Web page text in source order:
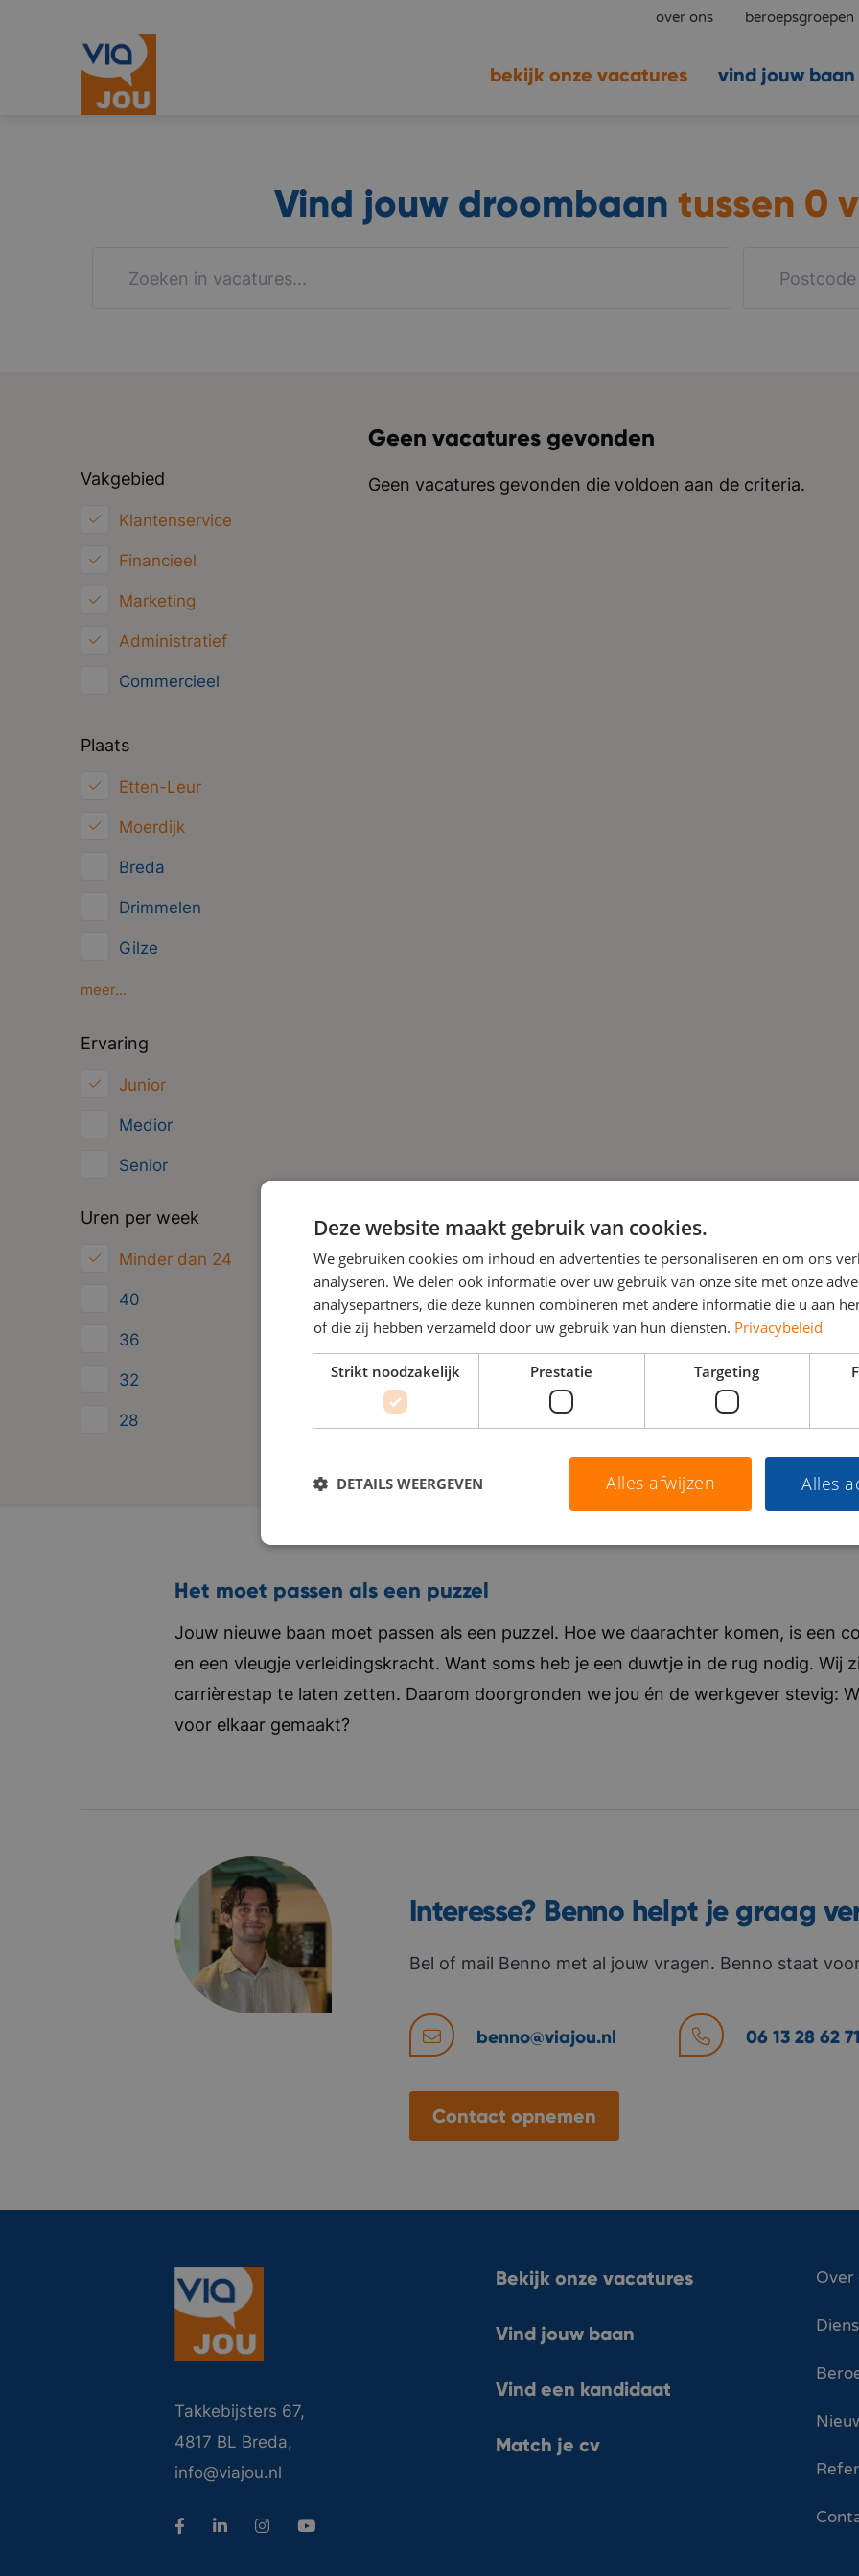
over ons beroepsgroepen
vind jouw baan
bekijk onze vacatures
Vind jouw droombaan tussen 0
Vakgebied
Klantenservice
Financieel
Marketing
Administratief
Commercieel
Juridisch
Plaats
Etten-Leur
Moerdijk
Breda
Drimmelen
Gilze
Oosterhout
meer...
Ervaring
Junior
Medior
Senior
Uren per week
Minder dan 24
40
36
32
28
Geen vacatures gevonden
Geen vacatures gevonden die voldoen aan de criteria.
Het moet passen als een puzzel
Jouw nieuwe baan moet passen als een puzzel. Hoe we daarachter komen, is een
en een vleugje verleidingskracht. Want soms heb je een duwtje in de rug nodig. Wij
carrièrestap te laten zetten. Daarom doorgronden we jou én de werkgever stevig:
voor elkaar gemaakt?
Interesse? Benno helpt je graag
Bel of mail Benno met al jouw vragen. Benno staat
benno@viajou.nl 06 13 28 62 71
Contact opnemen
Takkebijsters 67,
4817 BL Breda,
info@viajou.nl
Bekijk onze vacatures
Vind jouw baan
Vind een kandidaat
Match je cv
Over
Deze website maakt gebruik van cookies.
We gebruiken cookies om inhoud en advertenties te personaliseren en om ons
analyseren. We delen ook informatie over uw gebruik van onze site met onze
analysepartners, die deze kunnen combineren met andere informatie die u aan
of die zij hebben verzameld door uw gebruik van hun diensten. Privacybeleid
Strikt noodzakelijk Prestatie Targeting
Alles
Alles afwijzen
DETAILS WEERGEVEN